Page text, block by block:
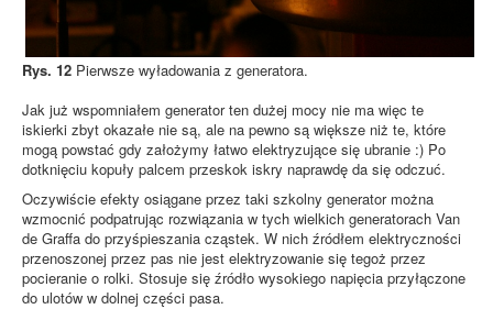
Rys. 12 Pierwsze wyładowania z generatora.
Jak już wspomniałem generator ten dużej mocy nie ma więc te
iskierki zbyt okazałe nie są, ale na pewno są większe niż te, które
mogą powstać gdy założymy łatwo elektryzujące się ubranie :) Po
dotknięciu kopuły palcem przeskok iskry naprawdę da się odczuć.
Oczywiście efekty osiągane przez taki szkolny generator można
wzmocnić podpatrując rozwiązania w tych wielkich generatorach Van
de Graffa do przyśpieszania cząstek. W nich źródłem elektryczności
przenoszonej przez pas nie jest elektryzowanie się tegoż przez
pocieranie o rolki. Stosuje się źródło wysokiego napięcia przyłączone
do ulotów w dolnej części pasa.